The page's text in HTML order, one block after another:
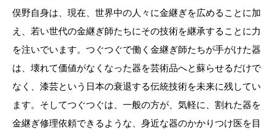
俣野自身は、現在、世界中の人々に金継ぎを広めることに加
え、若い世代の金継ぎ師たちにその技術を継承することに力
を注いでいます。つぐつぐで働く金継ぎ師たちが手がけた器
は、壊れて価値がなくなった器を芸術品へと蘇らせるだけで
なく、漆芸という日本の衰退する伝統技術を未来に残してい
ます。そしてつぐつぐは、一般の方が、気軽に、割れた器を
金継ぎ修理依頼できるような、身近な器のかかりつけ医を目